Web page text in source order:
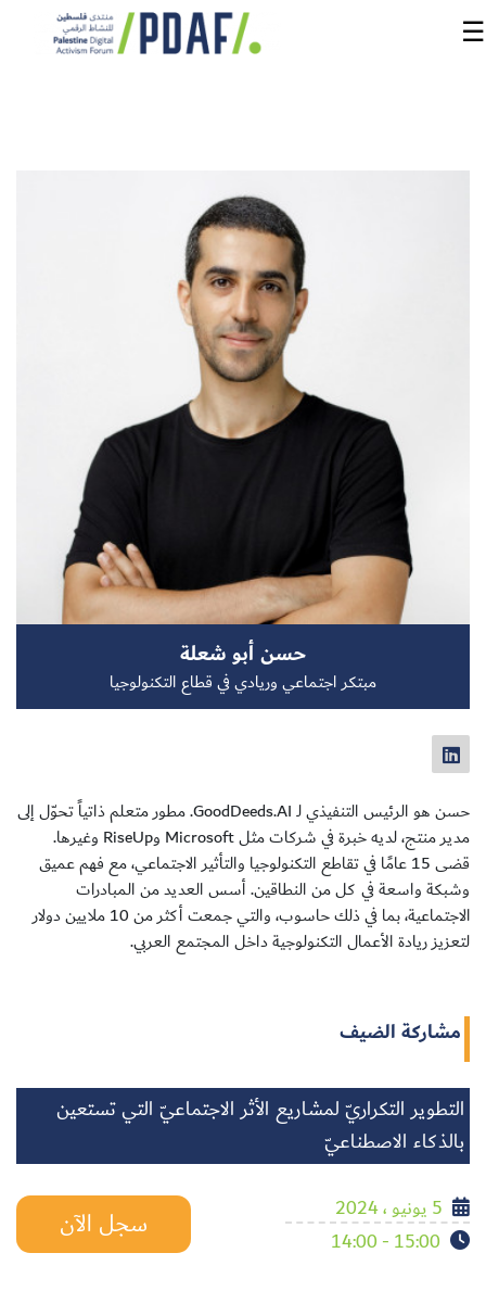
سجل الآن
☰
حسن أبو شعلة
مبتكر اجتماعي وريادي في قطاع التكنولوجيا
حسن هو الرئيس التنفيذي لـ
مطور متعلم ذاتياً تحوّل إلى
مدير منتج، لديه خبرة في شركات مثل
وRiseUp وغيرها.
قضى
عامًا في تقاطع التكنولوجيا والتأثير الاجتماعي، مع فهم عميق
وشبكة واسعة في كل من النطاقين.أسس العديد من المبادرات
الاجتماعية، بما في ذلك حاسوب، والتي جمعت أكثر من
ملايين دولار
لتعزيز ريادة الأعمال التكنولوجية داخل المجتمع العربي.
مشاركة الضيف
التطوير التكراريّ لمشاريع الأثر الاجتماعيّ التي تستعين
بالذكاء الاصطناعيّ
5 يونيو ، 2024
15:00 - 14:00
سجل الآن